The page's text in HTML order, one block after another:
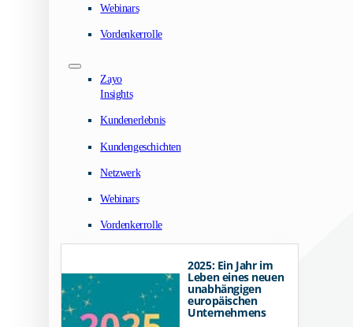
Webinars
Vordenkerrolle
Zayo
Insights
Kundenerlebnis
Kundengeschichten
Netzwerk
Webinars
Vordenkerrolle
2025: Ein Jahr im
Leben eines neuen
unabhängigen
europäischen
Unternehmens